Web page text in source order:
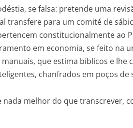
se falsa: pretende uma
transfere para um comité de
constitucionalmente ao
em economia, se feito na
que estima bíblicos e
chanfrados em poços
nada melhor do que transcrever,